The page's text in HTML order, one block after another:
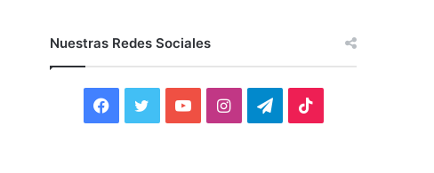
Nuestras Redes Sociales
F
Y
I
T